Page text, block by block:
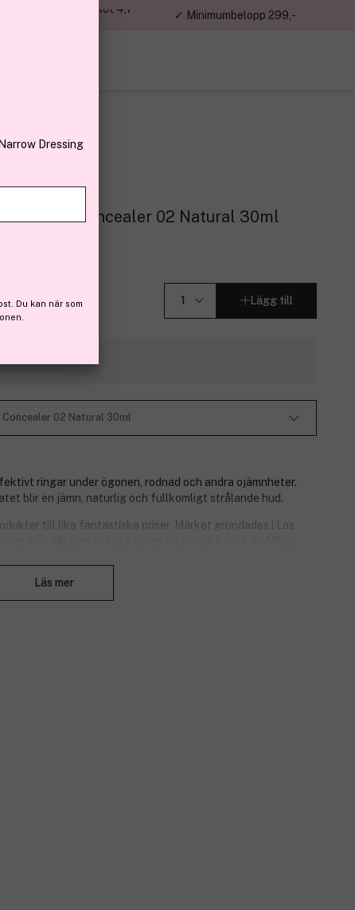
kunder – Trustpilot 4,7
✓ Minimumbelopp 299,-
+ Concealer 02 Natural 30ml
Lägg till
02 Natural 30ml
ringar under ögonen, rodnad och andra ojämnheter.
blir en jämn, naturlig och fullkomligt strålande hud.
till lika fantastiska priser. Märket grundades i Los
Läs mer
Dressing
Du kan när som